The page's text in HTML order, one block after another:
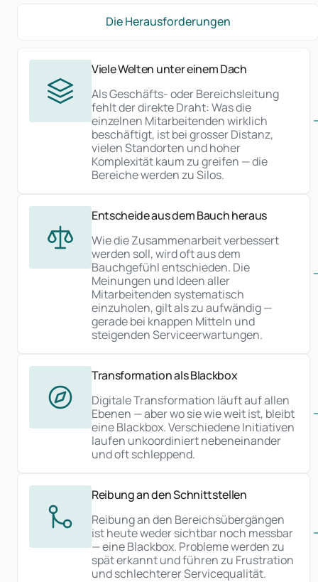
Die Herausforderungen
Viele Welten unter einem Dach
Als Geschäfts- oder Bereichsleitung
fehlt der direkte Draht: Was die
einzelnen Mitarbeitenden wirklich
beschäftigt, ist bei grosser Distanz,
vielen Standorten und hoher
Komplexität kaum zu greifen — die
Bereiche werden zu Silos.
Entscheide aus dem Bauch heraus
Wie die Zusammenarbeit verbessert
werden soll, wird oft aus dem
Bauchgefühl entschieden. Die
Meinungen und Ideen aller
Mitarbeitenden systematisch
einzuholen, gilt als zu aufwändig —
gerade bei knappen Mitteln und
steigenden Serviceerwartungen.
Transformation als Blackbox
Digitale Transformation läuft auf allen
Ebenen — aber wo sie wie weit ist, bleibt
eine Blackbox. Verschiedene Initiativen
laufen unkoordiniert nebeneinander
und oft schleppend.
Reibung an den Schnittstellen
Reibung an den Bereichsübergängen
ist heute weder sichtbar noch messbar
— eine Blackbox. Probleme werden zu
spät erkannt und führen zu Frustration
und schlechterer Servicequalität.